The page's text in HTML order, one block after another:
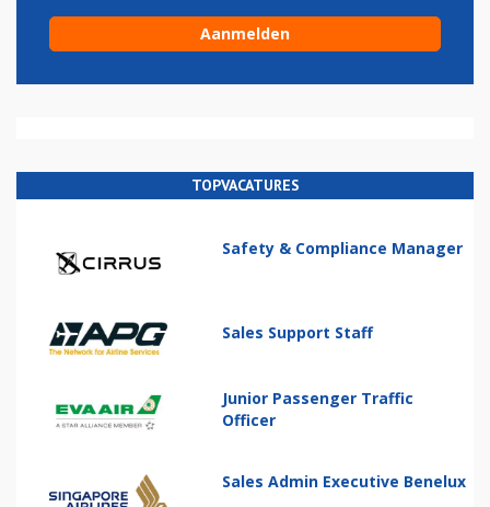
TOPVACATURES
Safety & Compliance Manager
Sales Support Staff
Junior Passenger Traffic
Officer
Sales Admin Executive Benelux